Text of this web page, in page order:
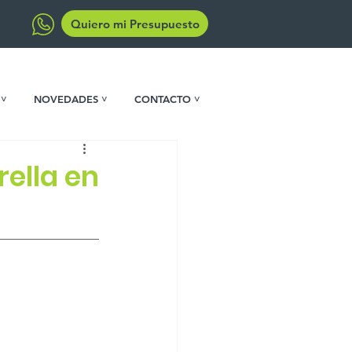
Quiero mi Presupuesto
NOVEDADES ˅ CONTACTO ˅
en